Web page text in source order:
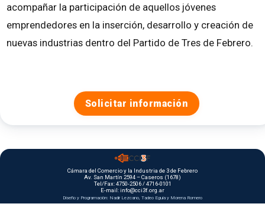
acompañar la participación de aquellos jóvenes
emprendedores en la inserción, desarrollo y creación de
nuevas industrias dentro del Partido de Tres de Febrero.
Solicitar información
Cámara del Comercio y la Industria de 3 de Febrero
Av. San Martín 2594 – Caseros (1678)
Tel/Fax: 4750-2506 / 4716-0101
E-mail: info@cci3f.org.ar
Diseño y Programación: Nadir Lezcano, Tadeo Eguia y Morena Romero